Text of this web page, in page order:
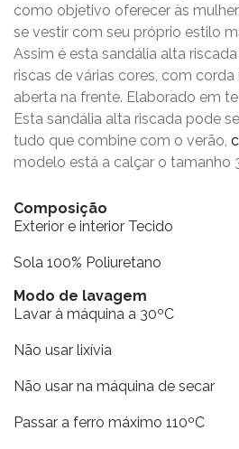
como objetivo oferecer às
se vestir com seu próprio estilo
Assim é esta sandália alta
riscas de várias cores, com
aberta na frente. Elaborado em
Esta sandália alta riscada pode
tudo que combine com o verão,
modelo está a calçar o tamanho
Composição
Exterior e interior Tecido
Sola 100% Poliuretano
Modo de lavagem
Lavar à máquina a 30ºC
Não usar lixívia
Não usar na máquina de secar
Passar a ferro máximo 110ºC